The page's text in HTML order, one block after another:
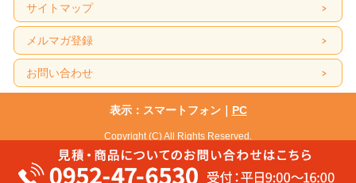
サイトマップ
メルマガ登録
お問い合わせ
表示：スマートフォン｜ PC
Copyright (C) All Rights Reserved.